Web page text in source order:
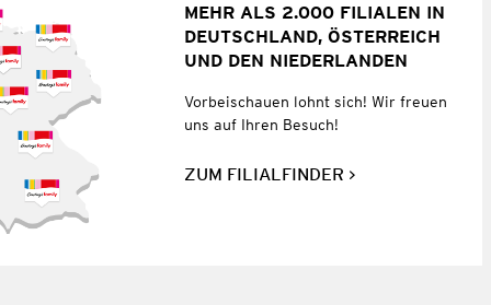
MEHR ALS 2.000 FILIALEN IN
DEUTSCHLAND, ÖSTERREICH
UND DEN NIEDERLANDEN
Vorbeischauen lohnt sich! Wir freuen
uns auf Ihren Besuch!
ZUM FILIALFINDER